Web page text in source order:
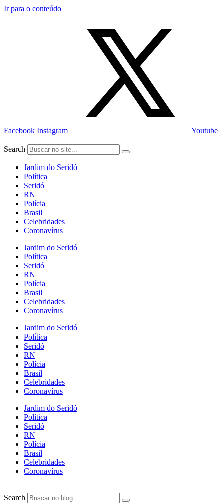
Ir para o conteúdo
Facebook Instagram Youtube
Search
Jardim do Seridó
Política
Seridó
RN
Polícia
Brasil
Celebridades
Coronavírus
Jardim do Seridó
Política
Seridó
RN
Polícia
Brasil
Celebridades
Coronavírus
Jardim do Seridó
Política
Seridó
RN
Polícia
Brasil
Celebridades
Coronavírus
Jardim do Seridó
Política
Seridó
RN
Polícia
Brasil
Celebridades
Coronavírus
Search